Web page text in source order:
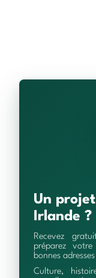
Un
Irlande ?
Recevez
préparez
bonnes
Culture,